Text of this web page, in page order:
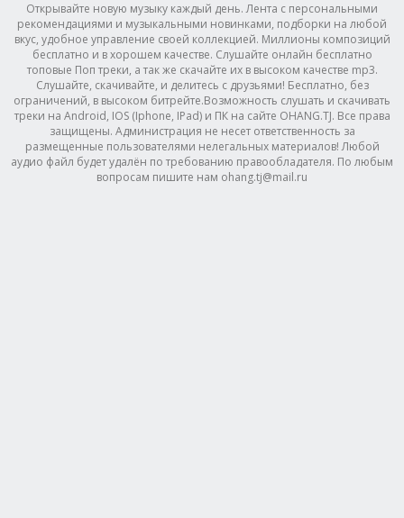
Открывайте новую музыку каждый день. Лента с персональными
рекомендациями и музыкальными новинками, подборки на любой
вкус, удобное управление своей коллекцией. Миллионы композиций
бесплатно и в хорошем качестве. Слушайте онлайн бесплатно
топовые Поп треки, а так же скачайте их в высоком качестве mp3.
Слушайте, скачивайте, и делитесь с друзьями! Бесплатно, без
ограничений, в высоком битрейте.Возможность слушать и скачивать
треки на Android, IOS (Iphone, IPad) и ПК на сайте OHANG.TJ. Все права
защищены. Администрация не несет ответственность за
размещенные пользователями нелегальных материалов! Любой
аудио файл будет удалён по требованию правообладателя. По любым
вопросам пишите нам ohang.tj@mail.ru